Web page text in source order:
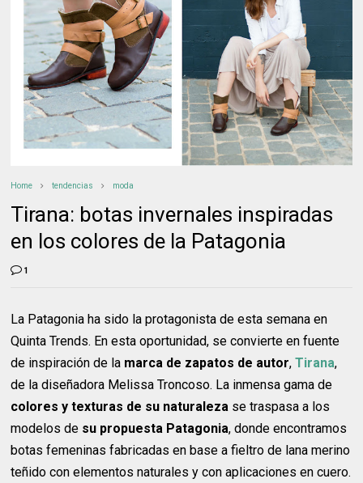
Home tendencias moda
Tirana: botas invernales inspiradas
en los colores de la Patagonia
1
La Patagonia ha sido la protagonista de esta semana en
Quinta Trends. En esta oportunidad, se convierte en fuente
de inspiración de la marca de zapatos de autor,Tirana,
de la diseñadora Melissa Troncoso. La inmensa gama de
colores y texturas de su naturaleza se traspasa a los
modelos de su propuesta Patagonia, donde encontramos
botas femeninas fabricadas en base a fieltro de lana merino
teñido con elementos naturales y con aplicaciones en cuero.